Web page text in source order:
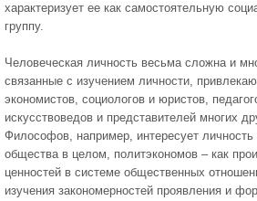
характеризует ее как самостоятельную
группу.
Человеческая личность весьма сложна и
связанные с изучением личности,
экономистов, социологов и юристов,
искусствоведов и представителей многих
Философов, например, интересует личность
общества в целом, политэкономов – как
ценностей в системе общественных
изучения закономерностей проявления и